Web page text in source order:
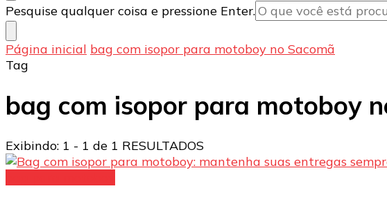
Procurando
algo?
Pesquise qualquer coisa e pressione Enter.
Página inicial bag com isopor para motoboy no Sacomã
Tag
bag com isopor para motoboy
Exibindo: 1 - 1 de 1 RESULTADOS